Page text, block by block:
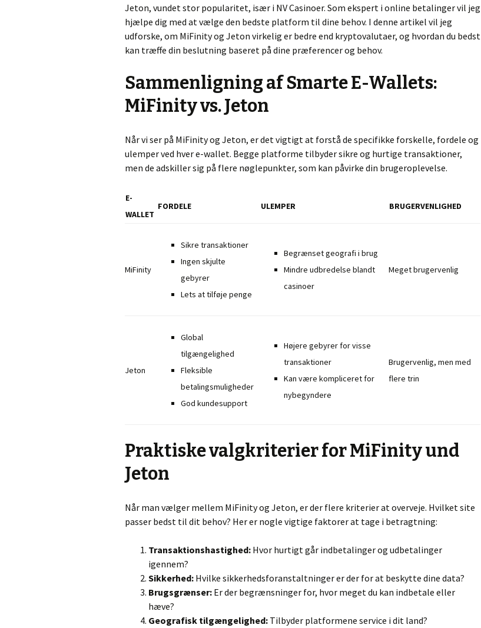
Jeton, vundet stor popularitet, især i NV Casinoer. Som ekspert i online betalinger vil jeg
hjælpe dig med at vælge den bedste platform til dine behov. I denne artikel vil jeg
udforske, om MiFinity og Jeton virkelig er bedre end kryptovalutaer, og hvordan du bedst
kan træffe din beslutning baseret på dine præferencer og behov.
Sammenligning af Smarte E-Wallets:
MiFinity vs. Jeton
Når vi ser på MiFinity og Jeton, er det vigtigt at forstå de specifikke forskelle, fordele og
ulemper ved hver e-wallet. Begge platforme tilbyder sikre og hurtige transaktioner,
men de adskiller sig på flere nøglepunkter, som kan påvirke din brugeroplevelse.
E-
WALLET
FORDELE ULEMPER BRUGERVENLIGHED
MiFinity
Sikre transaktioner
Ingen skjulte
gebyrer
Lets at tilføje penge
Begrænset geografi i brug
Mindre udbredelse blandt
casinoer
Meget brugervenlig
Jeton
Global
tilgængelighed
Fleksible
betalingsmuligheder
God kundesupport
Højere gebyrer for visse
transaktioner
Kan være kompliceret for
nybegyndere
Brugervenlig, men med
flere trin
Praktiske valgkriterier for MiFinity und
Jeton
Når man vælger mellem MiFinity og Jeton, er der flere kriterier at overveje. Hvilket site
passer bedst til dit behov? Her er nogle vigtige faktorer at tage i betragtning:
Transaktionshastighed: Hvor hurtigt går indbetalinger og udbetalinger
igennem?
Sikkerhed: Hvilke sikkerhedsforanstaltninger er der for at beskytte dine data?
Brugsgrænser: Er der begrænsninger for, hvor meget du kan indbetale eller
hæve?
Geografisk tilgængelighed: Tilbyder platformene service i dit land?